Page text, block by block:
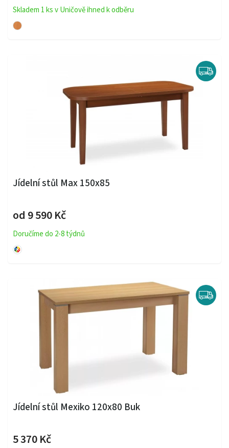
Skladem 1 ks v Uničově ihned k odběru
Jídelní stůl Max 150x85
od 9 590 Kč
Doručíme do 2-8 týdnů
Jídelní stůl Mexiko 120x80 Buk
5 370 Kč